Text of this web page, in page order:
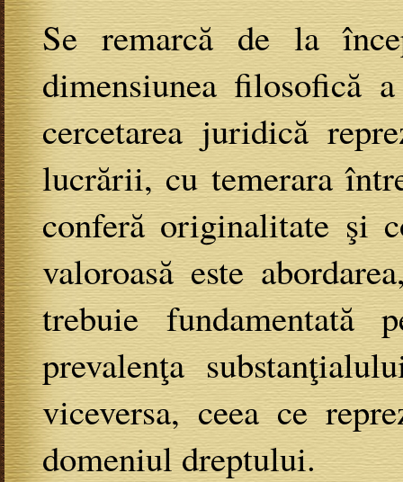
Se remarcă de la
dimensiunea filosofică
cercetarea juridică
lucrării, cu temerara
conferă originalitate şi
valoroasă este
trebuie fundamentată
prevalenţa
viceversa, ceea ce
domeniul dreptului.